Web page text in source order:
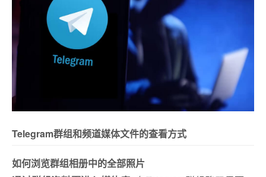
Telegram群组和频道媒体文件的查看方式
如何浏览群组相册中的全部照片